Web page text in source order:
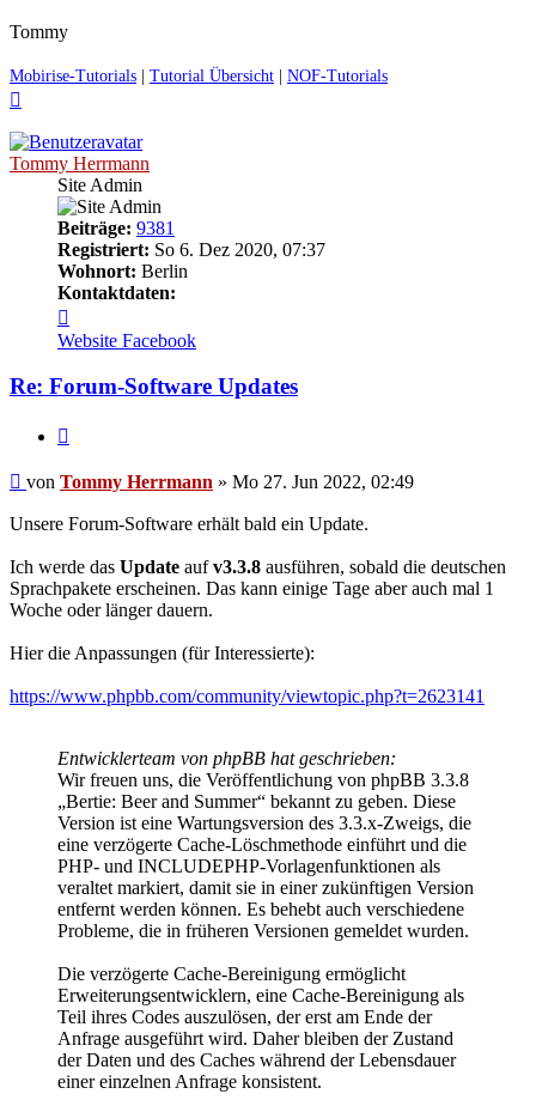
Tommy
Mobirise-Tutorials | Tutorial Übersicht | NOF-Tutorials
Tommy Herrmann
Site Admin
Beiträge: 9381
Registriert: So 6. Dez 2020, 07:37
Wohnort: Berlin
Kontaktdaten:
von
Tommy
Herrmann
Website Facebook
Re: Forum-Software Updates
Ungelesener
von Tommy Herrmann » Mo 27. Jun 2022, 02:49
Unsere Forum-Software erhält bald ein Update.
Ich werde das Update aufv3.3.8 ausführen, sobald die deutschen
Sprachpakete erscheinen. Das kann einige Tage aber auch mal 1
Woche oder länger dauern.
Hier die Anpassungen (für Interessierte):
https://www.phpbb.com/community/viewtopic.php?t=2623141
Entwicklerteam von phpBB hat geschrieben:
Wir freuen uns, die Veröffentlichung von phpBB 3.3.8
„Bertie: Beer and Summer“ bekannt zu geben. Diese
Version ist eine Wartungsversion des 3.3.x-Zweigs, die
eine verzögerte Cache-Löschmethode einführt und die
PHP- und INCLUDEPHP-Vorlagenfunktionen als
veraltet markiert, damit sie in einer zukünftigen Version
entfernt werden können. Es behebt auch verschiedene
Probleme, die in früheren Versionen gemeldet wurden.
Die verzögerte Cache-Bereinigung ermöglicht
Erweiterungsentwicklern, eine Cache-Bereinigung als
Teil ihres Codes auszulösen, der erst am Ende der
Anfrage ausgeführt wird. Daher bleiben der Zustand
der Daten und des Caches während der Lebensdauer
einer einzelnen Anfrage konsistent.